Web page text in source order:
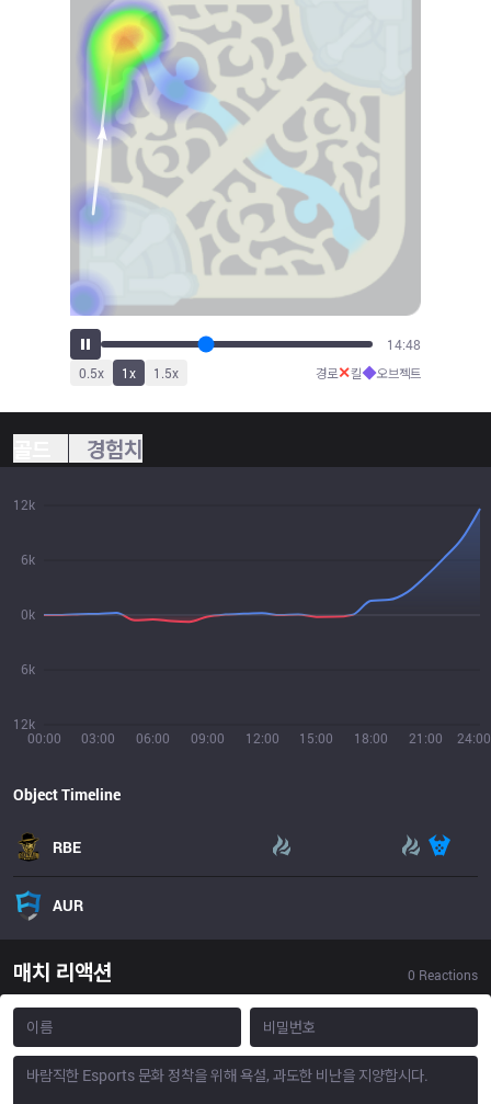
16:20
0.5x 1x 1.5x 경로✕킬◆오브젝트
경험치
00:00 03:00 06:00 09:00 12:00 15:00 18:00 21:00 24:00
12k
6k
0k
6k
12k
Object Timeline
RBE
AUR
매치 리액션 0 Reactions